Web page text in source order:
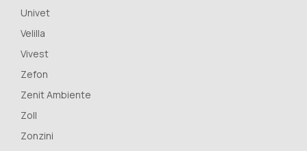
Univet
Velilla
Vivest
Zefon
Zenit Ambiente
Zoll
Zonzini